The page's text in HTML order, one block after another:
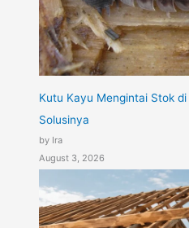
Kutu Kayu Mengintai Stok
Solusinya
by Ira
August 3, 2026